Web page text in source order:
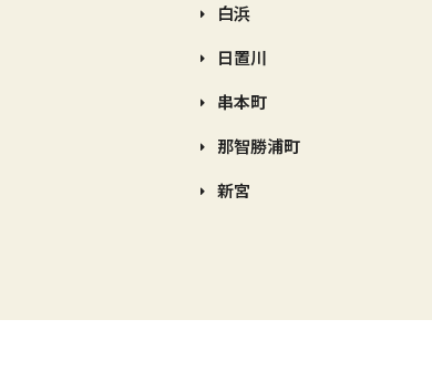
白浜
日置川
串本町
那智勝浦町
新宮